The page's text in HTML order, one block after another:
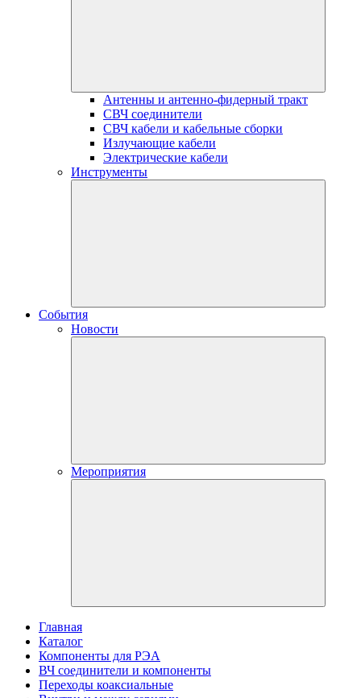
Антенны и антенно-фидерный тракт
СВЧ соединители
СВЧ кабели и кабельные сборки
Излучающие кабели
Электрические кабели
Инструменты
События
Новости
Мероприятия
Главная
Каталог
Компоненты для РЭА
ВЧ соединители и компоненты
Переходы коаксиальные